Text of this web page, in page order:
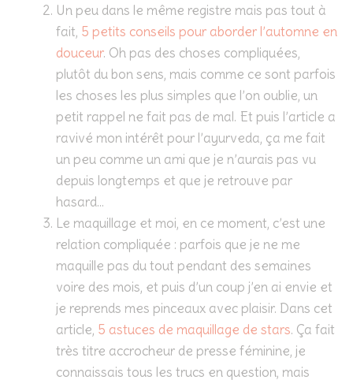
Un peu dans le même registre mais pas tout à
fait, 5 petits conseils pour aborder l’automne en
douceur. Oh pas des choses compliquées,
plutôt du bon sens, mais comme ce sont parfois
les choses les plus simples que l’on oublie, un
petit rappel ne fait pas de mal. Et puis l’article a
ravivé mon intérêt pour l’ayurveda, ça me fait
un peu comme un ami que je n’aurais pas vu
depuis longtemps et que je retrouve par
hasard…
Le maquillage et moi, en ce moment, c’est une
relation compliquée : parfois que je ne me
maquille pas du tout pendant des semaines
voire des mois, et puis d’un coup j’en ai envie et
je reprends mes pinceaux avec plaisir. Dans cet
article, 5 astuces de maquillage de stars. Ça fait
très titre accrocheur de presse féminine, je
connaissais tous les trucs en question, mais